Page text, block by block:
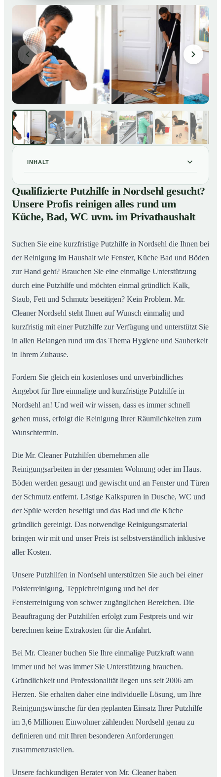
INHALT
01Qualifizierte Putzhilfe in Nordsehl gesucht? Unsere
Profis reinigen alles rund um Küche, Bad, WC uvm. im
Privathaushalt
02So einfach buchen Sie eine Putzhilfe in Nordsehl
Qualifizierte Putzhilfe in Nordsehl gesucht?
Unsere Profis reinigen alles rund um
Küche, Bad, WC uvm. im Privathaushalt
Suchen Sie eine kurzfristige Putzhilfe in Nordsehl die Ihnen bei
der Reinigung im Haushalt wie Fenster, Küche Bad und Böden
zur Hand geht? Brauchen Sie eine einmalige Unterstützung
durch eine Putzhilfe und möchten einmal gründlich Kalk,
Staub, Fett und Schmutz beseitigen? Kein Problem. Mr.
Cleaner Nordsehl steht Ihnen auf Wunsch einmalig und
kurzfristig mit einer Putzhilfe zur Verfügung und unterstützt Sie
in allen Belangen rund um das Thema Hygiene und Sauberkeit
in Ihrem Zuhause.
Fordern Sie gleich ein kostenloses und unverbindliches
Angebot für Ihre einmalige und kurzfristige Putzhilfe in
Nordsehl an! Und weil wir wissen, dass es immer schnell
gehen muss, erfolgt die Reinigung Ihrer Räumlichkeiten zum
Wunschtermin.
Die Mr. Cleaner Putzhilfen übernehmen alle
Reinigungsarbeiten in der gesamten Wohnung oder im Haus.
Böden werden gesaugt und gewischt und an Fenster und Türen
der Schmutz entfernt. Lästige Kalkspuren in Dusche, WC und
der Spüle werden beseitigt und das Bad und die Küche
gründlich gereinigt. Das notwendige Reinigungsmaterial
bringen wir mit und unser Preis ist selbstverständlich inklusive
aller Kosten.
Unsere Putzhilfen in Nordsehl unterstützen Sie auch bei einer
Polsterreinigung, Teppichreinigung und bei der
Fensterreinigung von schwer zugänglichen Bereichen. Die
Beauftragung der Putzhilfen erfolgt zum Festpreis und wir
berechnen keine Extrakosten für die Anfahrt.
Bei Mr. Cleaner buchen Sie Ihre einmalige Putzkraft wann
immer und bei was immer Sie Unterstützung brauchen.
Gründlichkeit und Professionalität liegen uns seit 2006 am
Herzen. Sie erhalten daher eine individuelle Lösung, um Ihre
Reinigungswünsche für den geplanten Einsatz Ihrer Putzhilfe
im 3,6 Millionen Einwohner zählenden Nordsehl genau zu
definieren und mit Ihren besonderen Anforderungen
zusammenzustellen.
Unsere fachkundigen Berater von Mr. Cleaner haben